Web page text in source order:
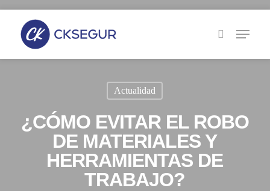
Skip
Actualidad
¿CÓMO EVITAR EL ROBO
DE MATERIALES Y
HERRAMIENTAS DE
TRABAJO?